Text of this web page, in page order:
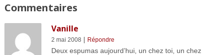
Commentaires
Vanille
2 mai 2008 | Répondre
Deux espumas aujourd’hui, un chez toi, un chez